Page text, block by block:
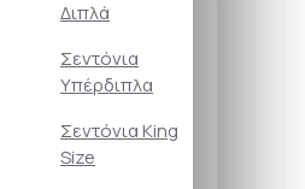
Διπλά
Σεντόνια
Υπέρδιπλα
Σεντόνια King
Size